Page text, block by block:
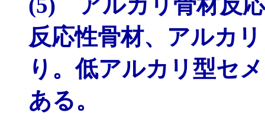
反応性骨材、アルカ
り。低アルカリ型セ
ある。